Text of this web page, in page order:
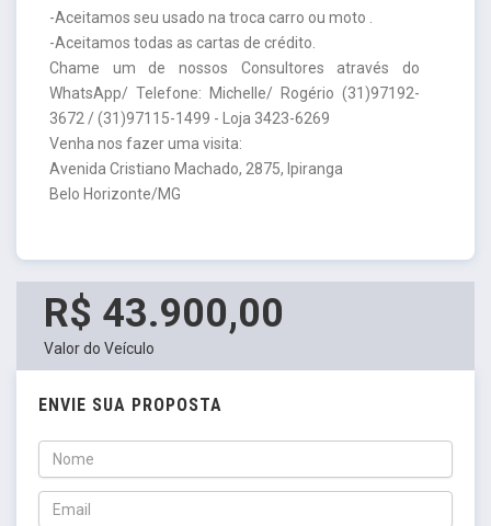
-Aceitamos seu usado na troca carro ou moto .
-Aceitamos todas as cartas de crédito.
Chame um de nossos Consultores através do
WhatsApp/ Telefone: Michelle/ Rogério (31)97192-
3672 / (31)97115-1499 - Loja 3423-6269
Venha nos fazer uma visita:
Avenida Cristiano Machado, 2875, Ipiranga
Belo Horizonte/MG
R$ 43.900,00
Valor do Veículo
ENVIE SUA PROPOSTA